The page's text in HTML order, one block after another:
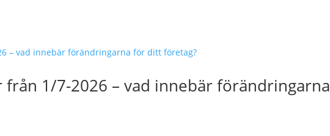
1/7-2026 – vad innebär förändringarna